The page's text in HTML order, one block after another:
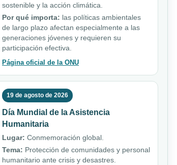
sostenible y la acción climática.
Por qué importa: las políticas ambientales
de largo plazo afectan especialmente a las
generaciones jóvenes y requieren su
participación efectiva.
Página oficial de la ONU
19 de agosto de 2026
Día Mundial de la Asistencia
Humanitaria
Lugar: Conmemoración global.
Tema: Protección de comunidades y personal
humanitario ante crisis y desastres.